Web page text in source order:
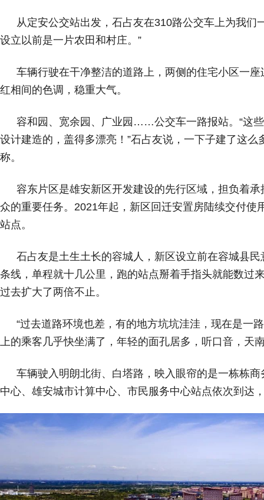
从定安公交站出发，石占友在310路公交车上为我们
设立以前是一片农田和村庄。”
车辆行驶在干净整洁的道路上，两侧的住宅小区一
红相间的色调，稳重大气。
容和园、宽余园、广业园……公交车一路报站。“这
设计建造的，盖得多漂亮！”石占友说，一下子建了这
称。
容东片区是雄安新区开发建设的先行区域，担负着
众的重要任务。2021年起，新区回迁安置房陆续交付使
站点。
石占友是土生土长的容城人，新区设立前在容城县
条线，单程就十几公里，跑的站点掰着手指头就能数过
过去扩大了两倍不止。
“过去道路环境也差，有的地方坑坑洼洼，现在是一
上的乘客几乎快坐满了，年轻的面孔居多，听口音，天
车辆驶入明朗北街、白塔路，映入眼帘的是一栋栋
中心、雄安城市计算中心、市民服务中心站点依次到达